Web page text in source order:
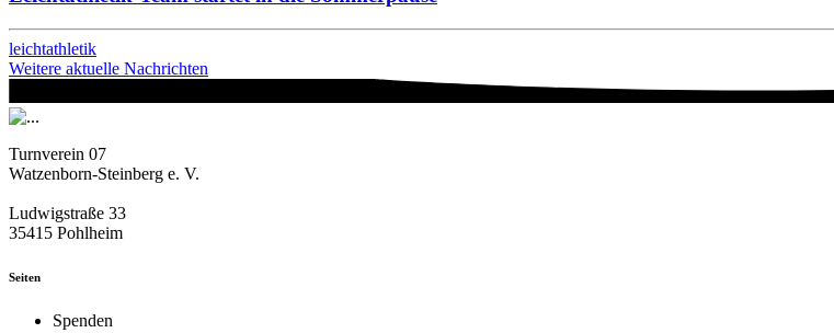
leichtathletik
Weitere aktuelle Nachrichten
Turnverein 07
Watzenborn-Steinberg e. V.
Ludwigstraße 33
35415 Pohlheim
Seiten
Spenden